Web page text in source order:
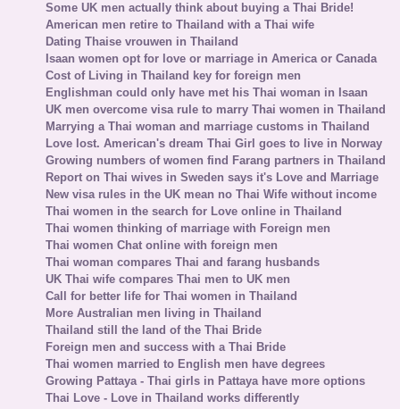
Some UK men actually think about buying a Thai Bride!
American men retire to Thailand with a Thai wife
Dating Thaise vrouwen in Thailand
Isaan women opt for love or marriage in America or Canada
Cost of Living in Thailand key for foreign men
Englishman could only have met his Thai woman in Isaan
UK men overcome visa rule to marry Thai women in Thailand
Marrying a Thai woman and marriage customs in Thailand
Love lost. American's dream Thai Girl goes to live in Norway
Growing numbers of women find Farang partners in Thailand
Report on Thai wives in Sweden says it's Love and Marriage
New visa rules in the UK mean no Thai Wife without income
Thai women in the search for Love online in Thailand
Thai women thinking of marriage with Foreign men
Thai women Chat online with foreign men
Thai woman compares Thai and farang husbands
UK Thai wife compares Thai men to UK men
Call for better life for Thai women in Thailand
More Australian men living in Thailand
Thailand still the land of the Thai Bride
Foreign men and success with a Thai Bride
Thai women married to English men have degrees
Growing Pattaya - Thai girls in Pattaya have more options
Thai Love - Love in Thailand works differently